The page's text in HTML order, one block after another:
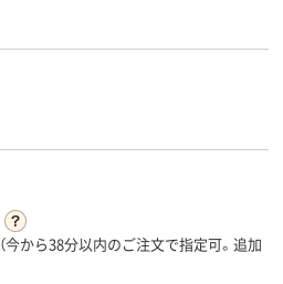
（今から38分以内のご注文で指定可。追加